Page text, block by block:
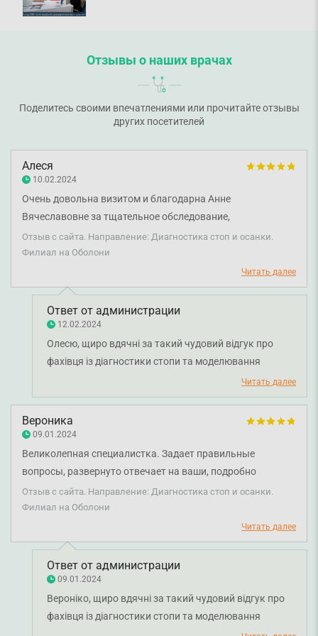
Отзывы о наших врачах
Поделитесь своими впечатлениями или прочитайте отзывы
других посетителей
Алеся
10.02.2024
Очень довольна визитом и благодарна Анне
Вячеславовне за тщательное обследование,
информативную консультацию и ценные советы.
Рекомендую компьютерную диагностику стопы всем, кто
периодически ощущать боль.
Отзыв с сайта. Направление: Диагностика стоп и осанки.
Филиал на Оболони
Читать далее
Ответ от администрации
12.02.2024
Олесю, щиро вдячні за такий чудовий відгук про
фахівця із діагностики стопи та моделювання
устілок Ганну Скобєлєву. Раді, що ви задоволені
діагностикою. Бажаємо міцного здоров'я!
Читать далее
Вероника
09.01.2024
Великолепная специалистка. Задает правильные
вопросы, развернуто отвечает на ваши, подробно
разъяснила мне за обувь, походку, упражнения и почему,
где болит. Я ходила к нескольким специалистам, но
нормально подобрали мне стельки пока только здесь.
Приятный, спокойный голос, я человек, которого легко
можно испугать, поэтому к этому пункту точно лайк. Ну и
конечно самое главное: нигде еще не видела столько
оборудования для качественного обследования,
всевозможные коврики, сканеры, все супер чисто и
опрятно, даже одноразовые шорты дают при приеме,
Отзыв с сайта. Направление: Диагностика стоп и осанки.
Филиал на Оболони
Читать далее
Ответ от администрации
09.01.2024
Вероніко, щиро вдячні за такий чудовий відгук про
фахівця із діагностики стопи та моделювання